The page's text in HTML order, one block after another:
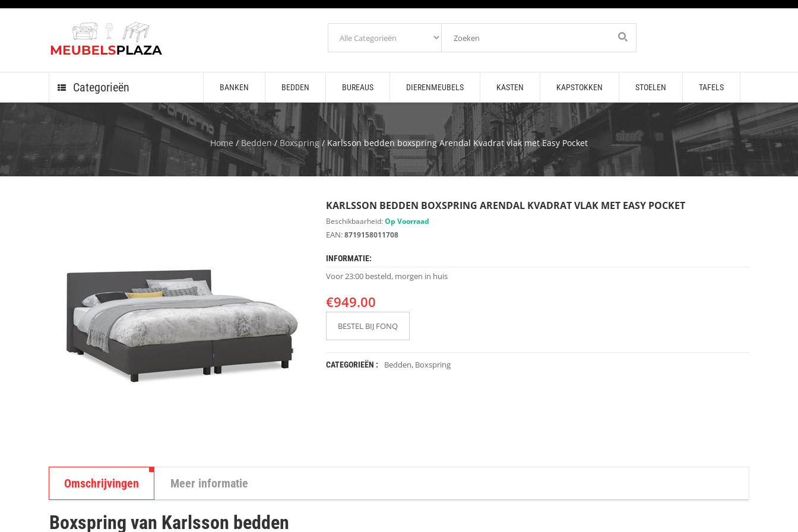
Categorieën BANKEN BEDDEN BUREAUS DIERENMEUBELS KASTEN KAPSTOKKEN STOELEN TAFELS
Home /Bedden/ Boxspring/ Karlsson bedden boxspring Arendal Kvadrat vlak met Easy Pocket
KARLSSON BEDDEN BOXSPRING ARENDAL KVADRAT VLAK MET EASY POCKET
Beschikbaarheid:Op Voorraad
EAN:8719158011708
INFORMATIE:
Voor 23:00 besteld, morgen in huis
€949.00
BESTEL BIJ FONQ
CATEGORIEËN : Bedden, Boxspring
Omschrijvingen Meer informatie
Boxspring van Karlsson bedden